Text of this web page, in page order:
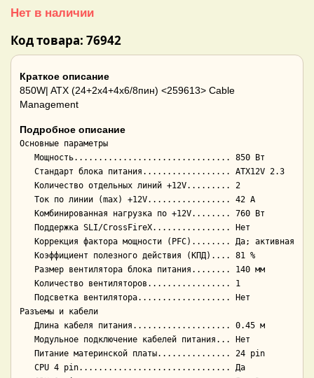
Нет в наличии
Код товара: 76942
Краткое описание
850W| ATX (24+2x4+4x6/8пин) <259613> Cable
Management
Подробное описание
Основные параметры
Разъемы и кабели